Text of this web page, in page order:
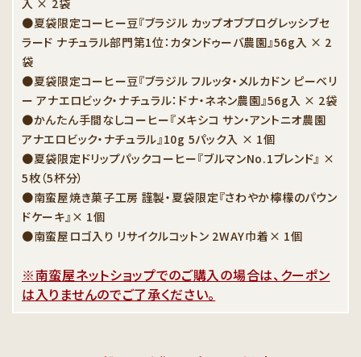
●夏袋限定コーヒー豆『ブラジル カップオブプログレッシブセ
ラード ナチュラル部門第1位：カタンドゥーバ農園』56g入 × 2
袋
●夏袋限定コーヒー豆『ブラジル フルッタ・メルカドン ピーベリ
ー アナエロビック・ナチュラル：ドナ・ネネン農園』56g入 × 2袋
●かんたん手間なしコーヒー『メキシコ サン・アントニオ農園
アナエロビック・ナチュラル』10g 5パック入 × 1個
●夏袋限定ドリップパックコーヒー『ブルマンNo.1ブレンド』 ×
5枚（5杯分）
●南蛮屋焼き菓子工房 謹製・夏袋限定『さわやか檸檬のパウン
ドケーキ』× 1個
●南蛮屋ロゴ入り リサイクルコットン 2WAY巾着× 1個
※南蛮屋ネットショップでのご購入の場合は、クーポン
は入りませんのでご了承ください。